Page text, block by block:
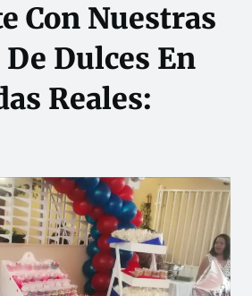
Con Nuestras
Dulces En
Reales: